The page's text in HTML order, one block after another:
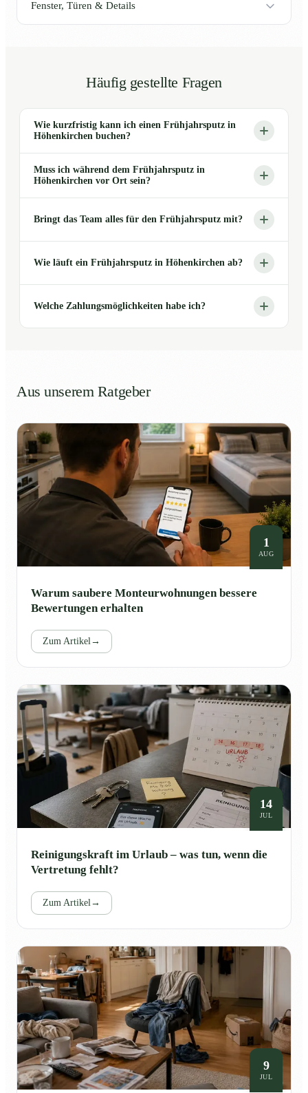
Fenster, Türen & Details
Häufig gestellte Fragen
Wie kurzfristig kann ich einen Frühjahrsputz in
Höhenkirchen buchen?
Muss ich während dem Frühjahrsputz in
Höhenkirchen vor Ort sein?
Bringt das Team alles für den Frühjahrsputz mit?
Wie läuft ein Frühjahrsputz in Höhenkirchen ab?
Welche Zahlungsmöglichkeiten habe ich?
Aus unserem Ratgeber
1
AUG
Warum saubere Monteurwohnungen bessere
Bewertungen erhalten
Zum Artikel →
14
JUL
Reinigungskraft im Urlaub – was tun, wenn die
Vertretung fehlt?
Zum Artikel →
9
JUL